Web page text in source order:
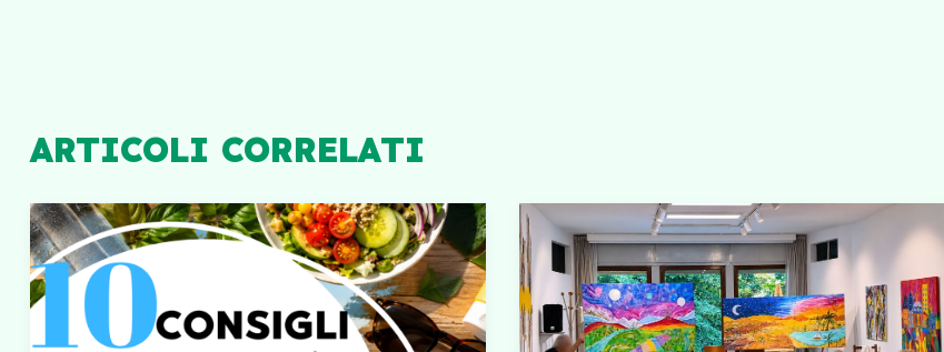
ARTICOLI CORRELATI